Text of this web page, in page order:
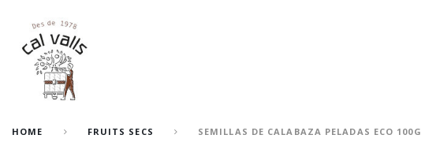
HOME FRUITS SECS SEMILLAS DE CALABAZA PELADAS ECO 100G